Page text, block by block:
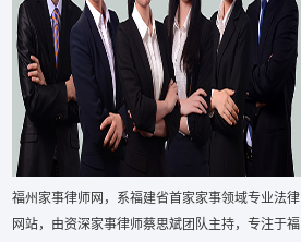
福州家事律师网，系福建省首家家事领域专业法律
网站，由资深家事律师蔡思斌团队主持，专注于福